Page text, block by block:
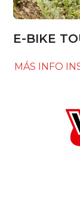
E-BIKE
MÁS INFO